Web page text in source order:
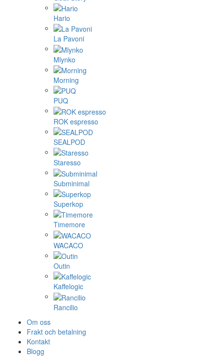
Hario
La Pavoni
Mlynko
Morning
PUQ
ROK espresso
SEALPOD
Staresso
Subminimal
Superkop
Timemore
WACACO
Outin
Kaffelogic
Rancilio
Om oss
Frakt och betalning
Kontakt
Blogg